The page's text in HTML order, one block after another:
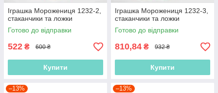
Іграшка Морожениця 1232-2,
стаканчики та ложки
Готово до відправки
522 ₴ 600 ₴
Купити
Іграшка Морожениця 1232-3,
стаканчики та ложки
Готово до відправки
810,84 ₴ 932 ₴
Купити
–13% –13%